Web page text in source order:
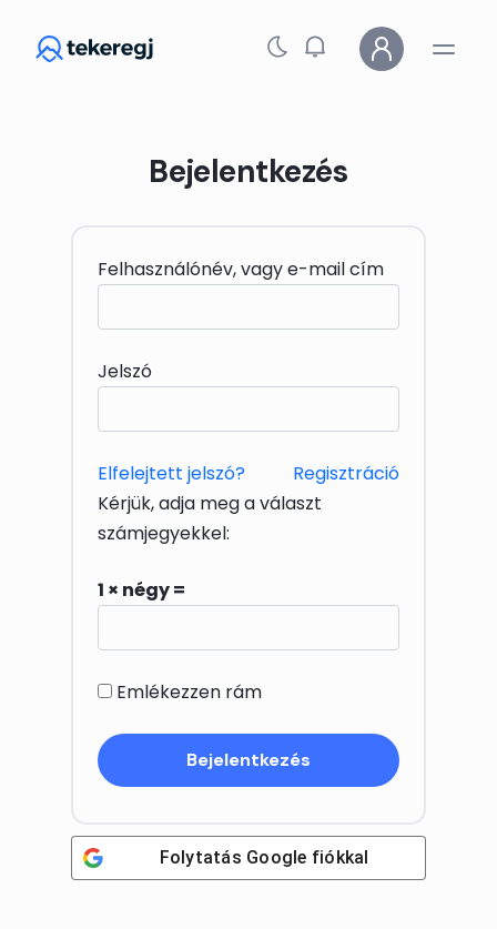
Bejelentkezés
Felhasználónév, vagy e-mail cím
Jelszó
Elfelejtett jelszó?
Regisztráció
Kérjük, adja meg a választ
számjegyekkel:
1 × négy =
Emlékezzen rám
Folytatás Google fiókkal